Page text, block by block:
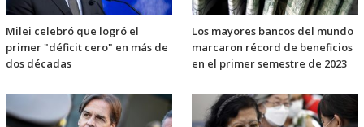
Milei celebró que logró el
primer "déficit cero" en más de
dos décadas
Los mayores bancos del mundo
marcaron récord de beneficios
en el primer semestre de 2023